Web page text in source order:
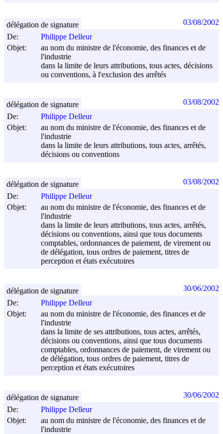
De:
Philippe Delleur
Objet:
au nom du ministre de l'économie, des finances et de
l'industrie
dans la limite de leurs attributions, tous actes, décisions
ou conventions, à l'exclusion des arrêtés
délégation de signature 03/08/2002
De:
Philippe Delleur
Objet:
au nom du ministre de l'économie, des finances et de
l'industrie
dans la limite de leurs attributions, tous actes, arrêtés,
décisions ou conventions
délégation de signature 03/08/2002
De:
Philippe Delleur
Objet:
au nom du ministre de l'économie, des finances et de
l'industrie
dans la limite de leurs attributions, tous actes, arrêtés,
décisions ou conventions, ainsi que tous documents
comptables, ordonnances de paiement, de virement ou
de délégation, tous ordres de paiement, titres de
perception et états exécutoires
délégation de signature 03/08/2002
De:
Philippe Delleur
Objet:
au nom du ministre de l'économie, des finances et de
l'industrie
dans la limite de ses attributions, tous actes, arrêtés,
décisions ou conventions, ainsi que tous documents
comptables, ordonnances de paiement, de virement ou
de délégation, tous ordres de paiement, titres de
perception et états exécutoires
délégation de signature 30/06/2002
De:
Philippe Delleur
Objet:
au nom du ministre de l'économie, des finances et de
l'industrie
délégation de signature 30/06/2002